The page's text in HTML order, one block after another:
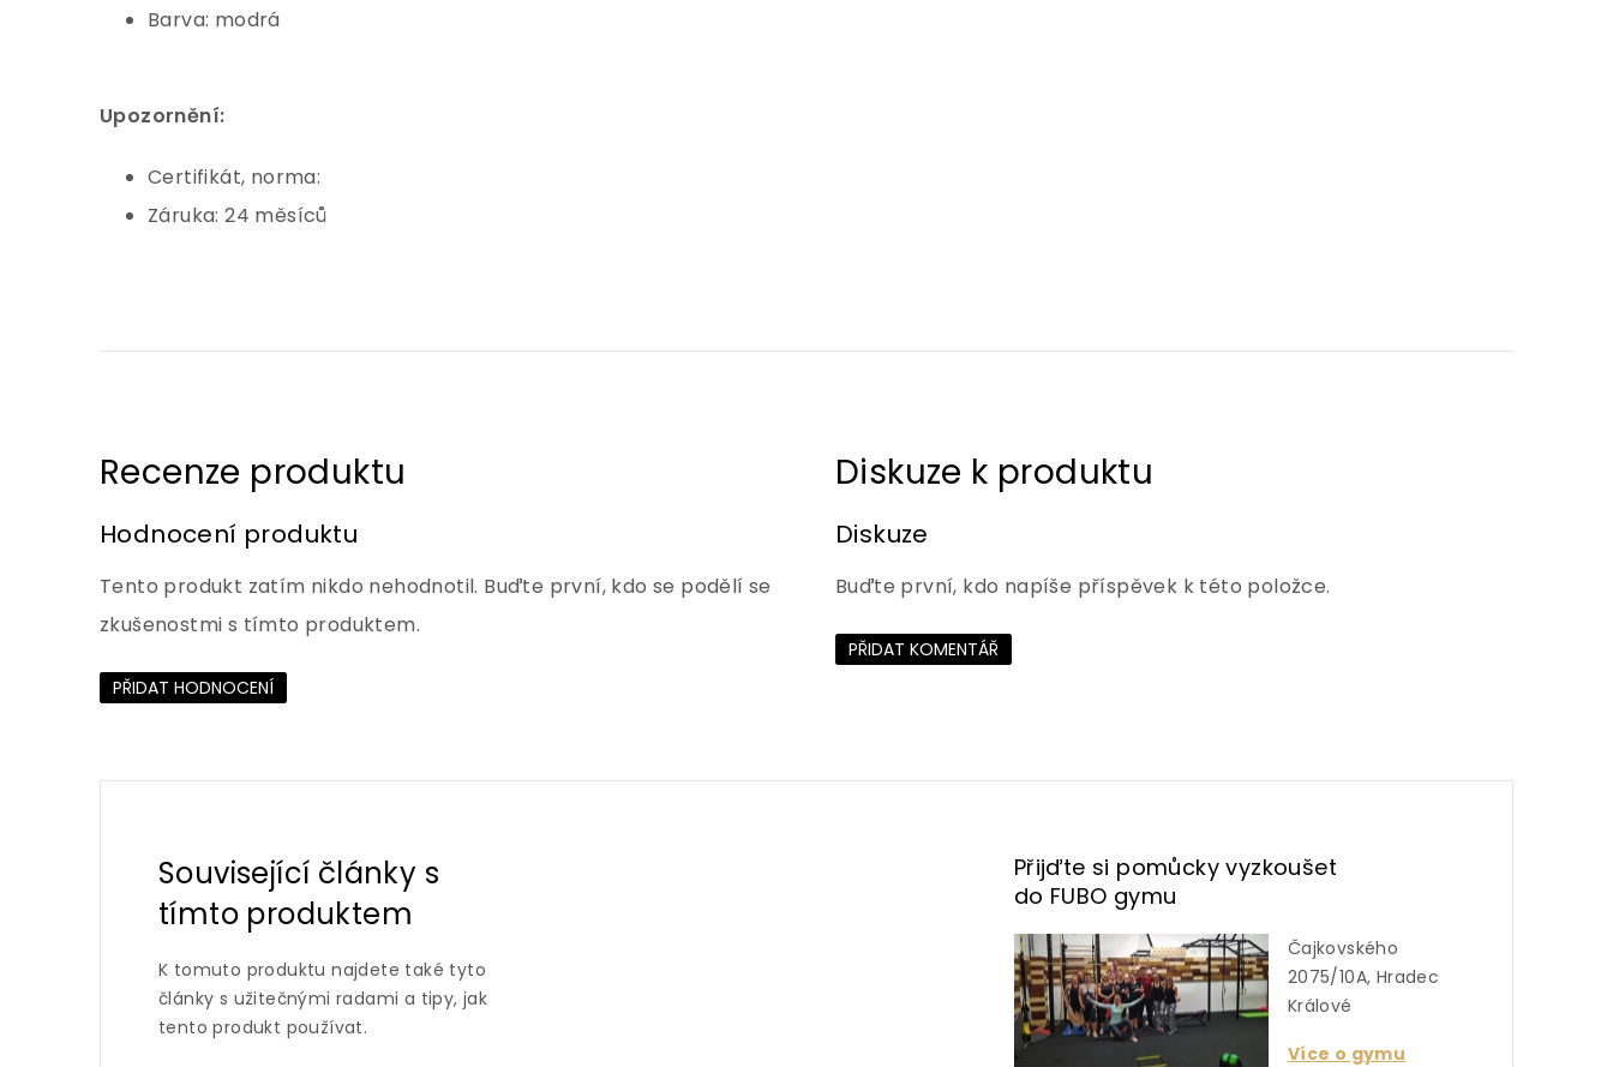
Barva: modrá
Upozornění:
Certifikát, norma:
Záruka: 24 měsíců
Hodnocení produktu
Tento produkt zatím nikdo nehodnotil. Buďte první, kdo se podělí se
zkušenostmi s tímto produktem.
PŘIDAT HODNOCENÍ
Diskuze
Buďte první, kdo napíše příspěvek k této položce.
PŘIDAT KOMENTÁŘ
Související články s
tímto produktem
K tomuto produktu najdete také tyto
články s užitečnými radami a tipy, jak
tento produkt používat.
Přijďte si pomůcky vyzkoušet
do FUBO gymu
Čajkovského
2075/10A, Hradec
Králové
Více o gymu